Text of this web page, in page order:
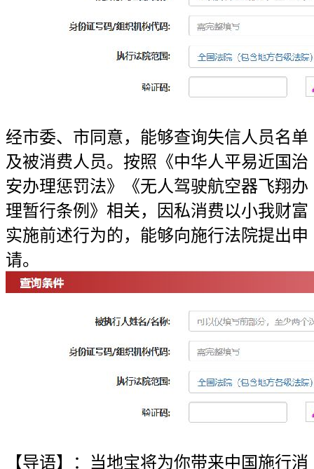
经市委、市同意，能够查询失信人员名单
及被消费人员。按照《中华人平易近国治
安办理惩罚法》《无人驾驶航空器飞翔办
理暂行条例》相关，因私消费以小我财富
实施前述行为的，能够向施行法院提出申
请。
【导语】：当地宝将为你带来中国施行消